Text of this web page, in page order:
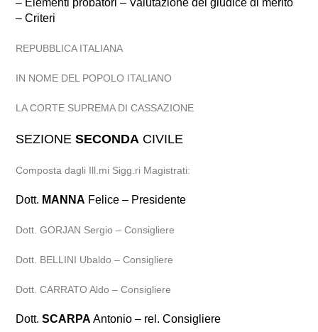
– Elementi probatori – Valutazione del giudice di merito
– Criteri
REPUBBLICA ITALIANA
IN NOME DEL POPOLO ITALIANO
LA CORTE SUPREMA DI CASSAZIONE
SEZIONESECONDA CIVILE
Composta dagli Ill.mi Sigg.ri Magistrati:
Dott. MANNA Felice – Presidente
Dott. GORJAN Sergio – Consigliere
Dott. BELLINI Ubaldo – Consigliere
Dott. CARRATO Aldo – Consigliere
Dott.SCARPA Antonio – rel. Consigliere